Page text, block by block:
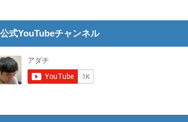
公式YouTubeチャンネル